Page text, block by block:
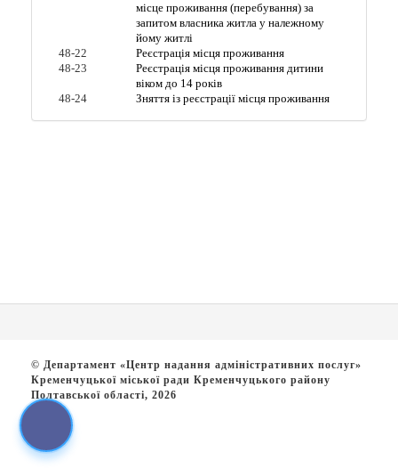
місце проживання (перебування) за
запитом власника житла у належному
йому житлі
48-22
Реєстрація місця проживання
48-23
Реєстрація місця проживання дитини
віком до 14 років
48-24
Зняття із реєстрації місця проживання
© Департамент «Центр надання адміністративних послуг»
Кременчуцької міської ради Кременчуцького району
Полтавської області, 2026